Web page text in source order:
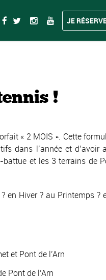
JE
!
« 2 MOIS ». Cette
dans l’année et d’avoir
et les 3 terrains de
en Hiver ? au Printemps ?
et Pont de l’Arn
Pont de l’Arn